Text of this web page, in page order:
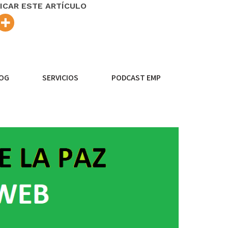
ESTE ARTÍCULO
SERVICIOS PODCAST EMP